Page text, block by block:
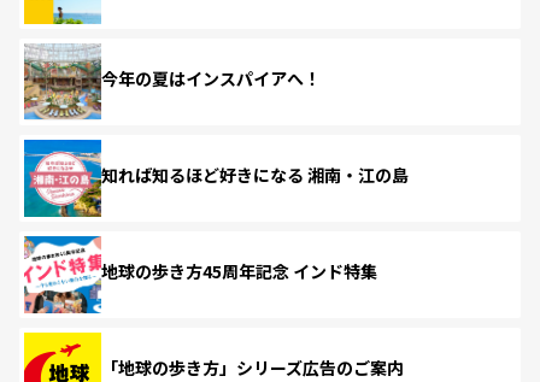
今年の夏はインスパイアへ！
知れば知るほど好きになる 湘南・江の島
地球の歩き方45周年記念 インド特集
「地球の歩き方」シリーズ広告のご案内